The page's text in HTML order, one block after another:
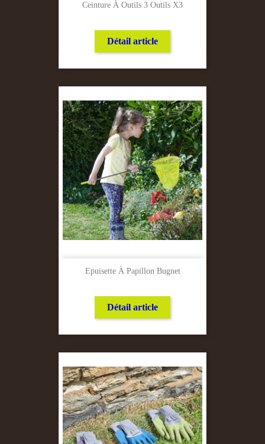
Ceinture À Outils 3 Outils X3
Détail article
Epuisette À Papillon Bugnet
Détail article